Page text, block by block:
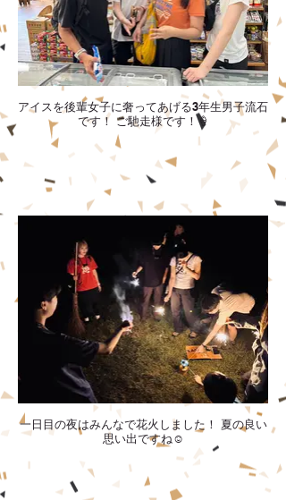
アイスを後輩女子に奢ってあげる3年生男子流石
です！ ご馳走様です！🍦
一日目の夜はみんなで花火しました！ 夏の良い
思い出ですね☺️